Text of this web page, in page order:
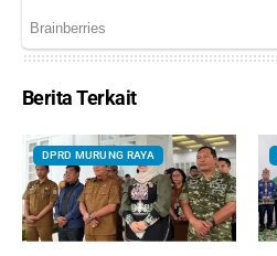
Berita Terkait
DPRD MURUNG RAYA